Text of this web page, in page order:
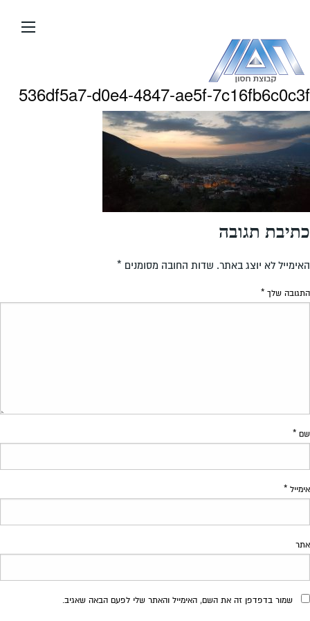
העמוד
536df5a7-d0e4-4847-ae5f-7c16fb6c0c3f
כתיבת תגובה
האימייל לא יוצג באתר. שדות החובה מסומנים *
התגובה שלך *
שם *
אימייל *
אתר
שמור בדפדפן זה את השם, האימייל והאתר שלי לפעם הבאה שאגיב.